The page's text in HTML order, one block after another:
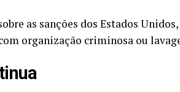
as sanções dos Estados
organização criminosa ou